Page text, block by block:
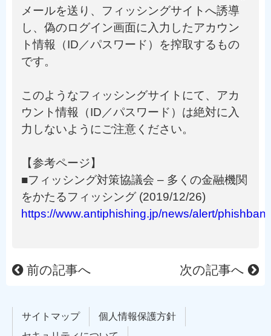
メールを送り、フィッシングサイトへ誘導
し、偽のログイン画面に入力したアカウン
ト情報（ID／パスワード）を搾取するもの
です。
このようなフィッシングサイトにて、アカ
ウント情報（ID／パスワード）は絶対に入
力しないようにご注意ください。
【参考ページ】
■フィッシング対策協議会 – 多くの金融機関
をかたるフィッシング (2019/12/26)
https://www.antiphishing.jp/news/alert/
前の記事へ 次の記事へ
サイトマップ
個人情報保護方針